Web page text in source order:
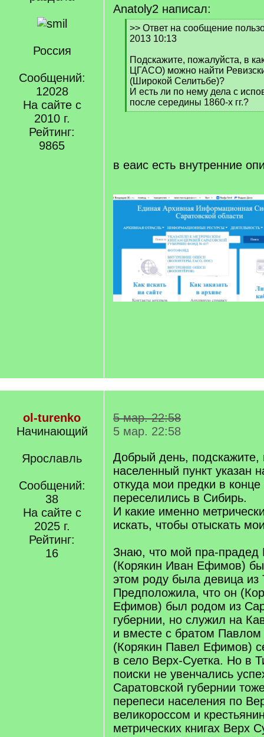
Россия
Сообщений:
12028
На сайте с
2010 г.
Рейтинг:
9865
Anatoly2 написал:
[
q
>> Ответ на сообщение
2013 10:13
Подскажите, пожалуйста, в
ЦГАСО) можно найти
(Широкой Селитьбе)?
И есть ли по нему дела с
после середины 1860-х гг.?
[
в еаис есть внутренние
ol-turenko
Начинающий
Ярославль
Сообщений:
38
На сайте с
2025 г.
Рейтинг:
16
5 мар. 22:58
5 мар. 22:58
Добрый день, подскажите,
населенный пункт указан
откуда мои предки в конце
переселились в Сибирь.
И какие именно
искать, чтобы отыскать
Знаю, что мой пра-прадед
(Корякин Иван Ефимов)
этом роду была девица из
Предположила, что он
Ефимов) был родом из
губернии, но служил на
и вместе с братом
(Корякин Павел Ефимов)
в село Верх-Суетка. Но в
поиски не увенчались
Саратовской губернии
перепеси населения по
великороссом и
метрических книгах Верх